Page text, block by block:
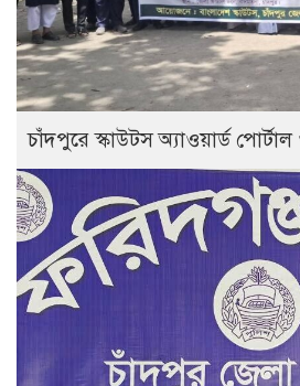
চাঁদপুরে স্কাউটস অ্যাওয়ার্ড